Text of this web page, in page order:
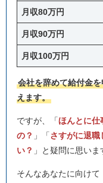
月収80万円
月収90万円
月収100万円
会社を辞めて給付金
えます。
ですが、「ほんとに仕
の？ 」「さすがに退
い？ 」と疑問に思いま
そんなあなたに向けて